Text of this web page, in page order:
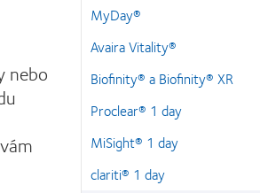
nebo
MyDay®
Avaira Vitality®
Biofinity® a Biofinity® XR
Proclear® 1 day
MiSight® 1 day
clariti® 1 day